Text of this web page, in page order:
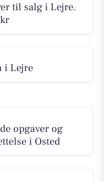
til salg i Lejre.
i Lejre
opgaver og
i Osted